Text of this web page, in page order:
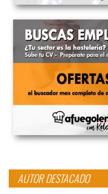
AUTOR DESTACADO